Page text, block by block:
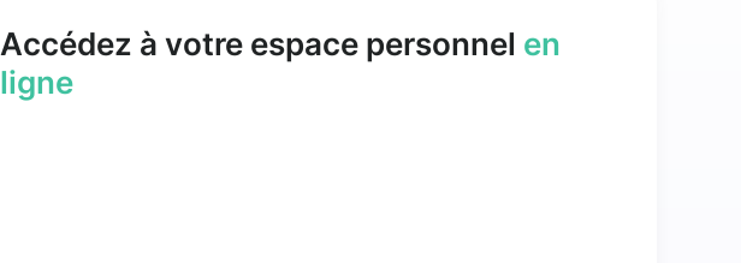
Accédez à votre espace personnel en
ligne